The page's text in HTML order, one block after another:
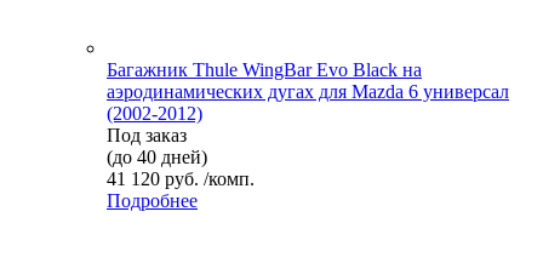
Багажник Thule WingBar Evo Black на
аэродинамических дугах для Mazda 6 универсал
(2002-2012)
Под заказ
(до 40 дней)
41 120 руб. /комп.
Подробнее